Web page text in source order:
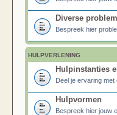
Diverse
Bespreek hier
HULPVERLENING
Hulpinstanties
Deel je ervaring
Hulpvormen
Bespreek hier jouw